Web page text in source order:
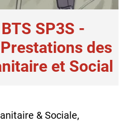
SP3S -
des
et Social
& Sociale,